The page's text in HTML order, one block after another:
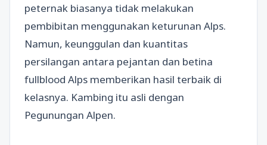
peternak biasanya tidak melakukan
pembibitan menggunakan keturunan Alps.
Namun, keunggulan dan kuantitas
persilangan antara pejantan dan betina
fullblood Alps memberikan hasil terbaik di
kelasnya. Kambing itu asli dengan
Pegunungan Alpen.